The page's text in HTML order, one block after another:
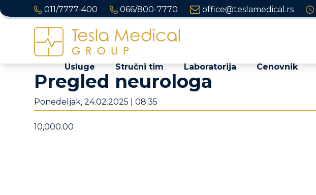
011/7777-400 066/800-7770 office@teslamedical.rs
Usluge Stručni tim Laboratorija Cenovnik
Pregled neurologa
Ponedeljak, 24.02.2025 | 08:35
10,000.00